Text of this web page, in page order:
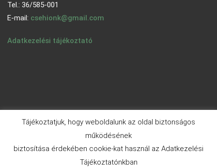
Tel.: 36/585-001
E-mail: csehionk@gmail.com
Adatkezelési tájékoztató
WordPress.org
Tájékoztatjuk, hogy weboldalunk az oldal biztonságos
működésének
biztosítása érdekében cookie-kat használ az Adatkezelési
Tájékoztatónkban